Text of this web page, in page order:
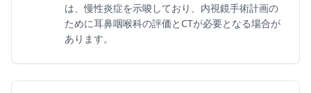
は、慢性炎症を示唆しており、内視鏡手術計画の
ために耳鼻咽喉科の評価とCTが必要となる場合が
あります。